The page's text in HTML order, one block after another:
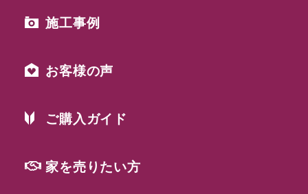
施工事例
お客様の声
ご購入ガイド
家を売りたい方